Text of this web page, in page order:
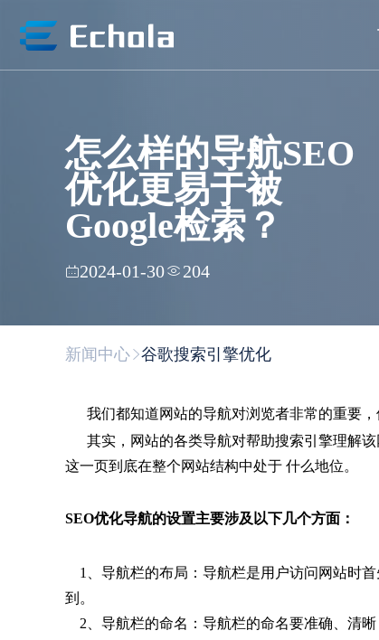
怎么样的导航SEO
优化更易于被
Google检索？
2024-01-30 204
新闻中心 谷歌搜索引擎优化
我们都知道网站的导航对浏览者非常的重要，
其实，网站的各类导航对帮助搜索引擎理解该
这一页到底在整个网站结构中处于 什么地位。
SEO优化导航的设置主要涉及以下几个方面：
1、导航栏的布局：导航栏是用户访问网站时
到。
2、导航栏的命名：导航栏的命名要准确、清